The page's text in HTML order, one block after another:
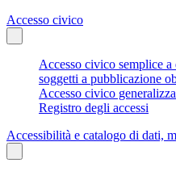
Accesso civico
Accesso civico semplice
soggetti a pubblicazione
Accesso civico
Registro degli accessi
Accessibilità e catalogo di dati,